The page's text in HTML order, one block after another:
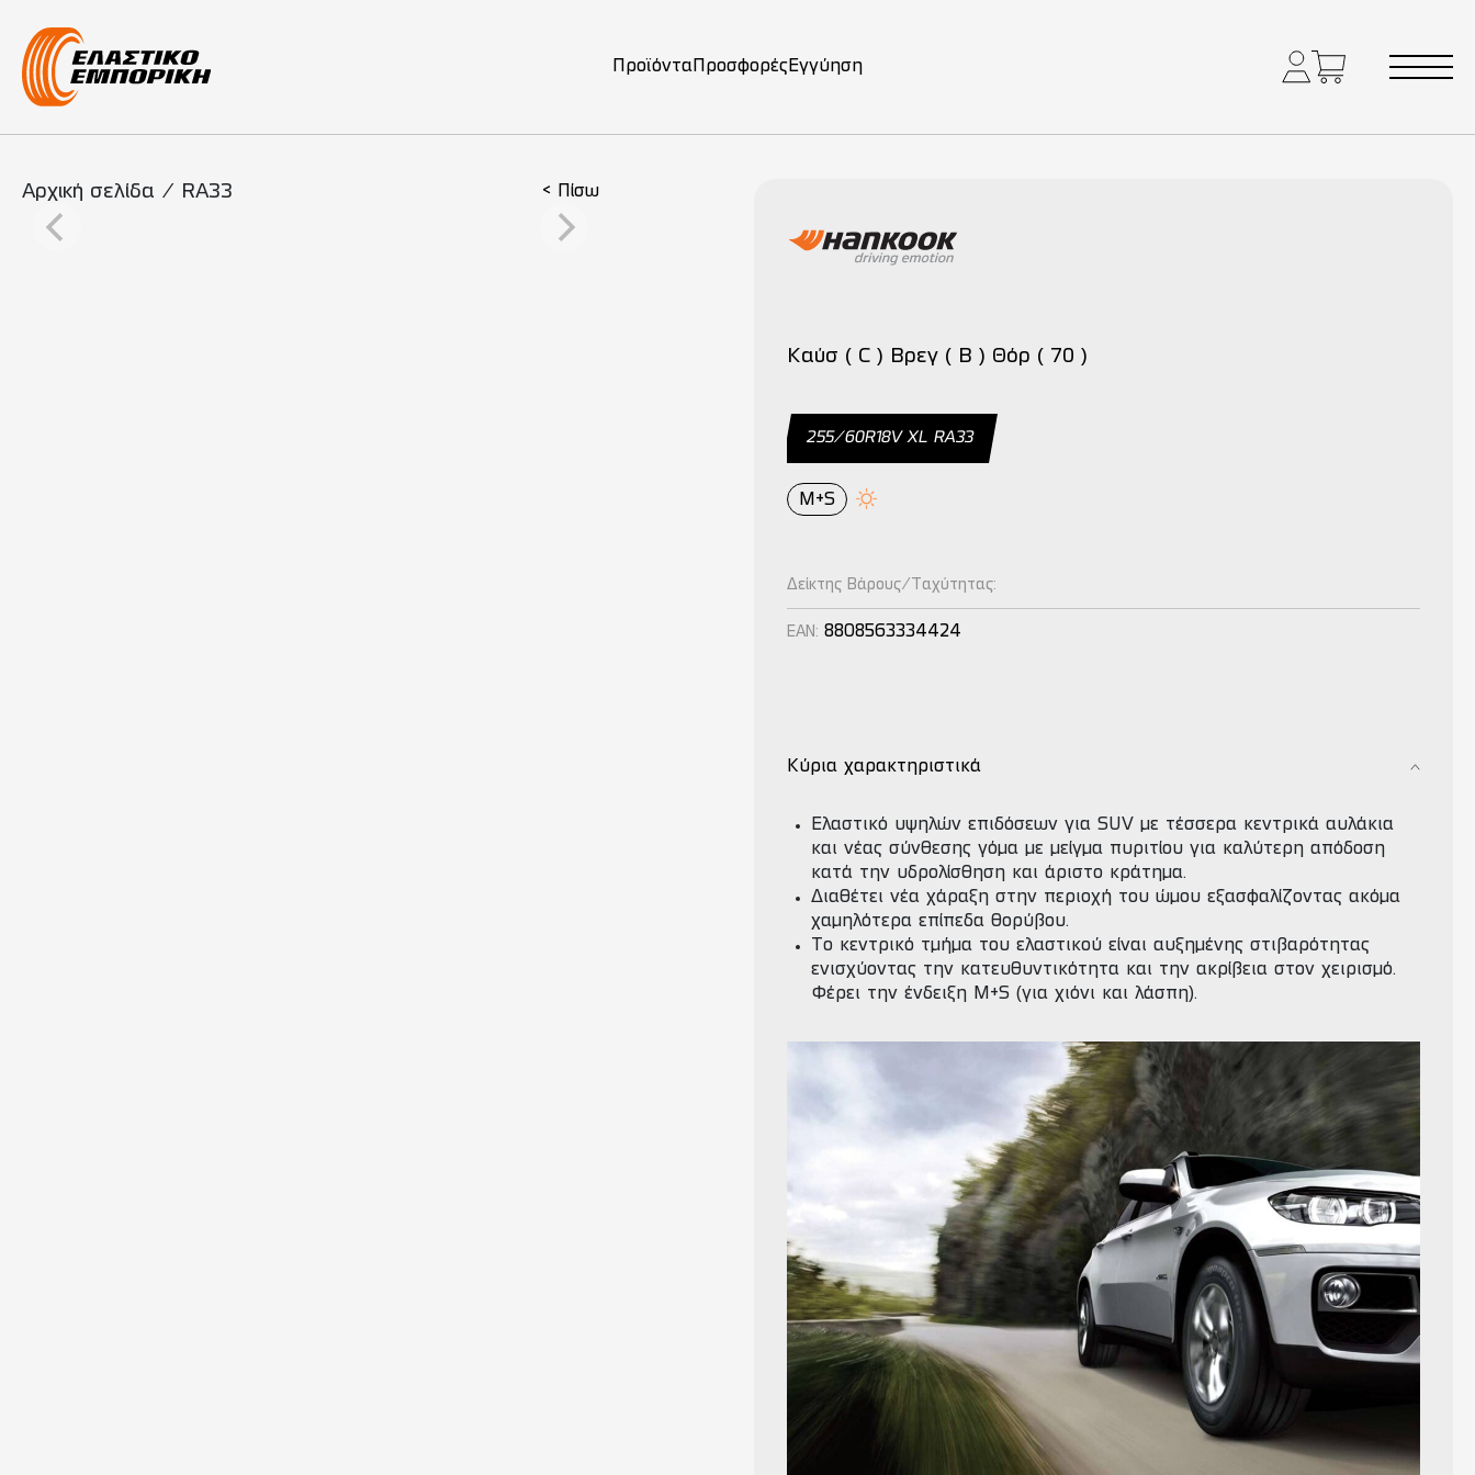
Κύρια πλοήγηση
Προϊόντα Προσφορές Εγγύηση
Αρχική σελίδα / RA33 < Πίσω
Καύσ ( C ) Βρεγ ( B ) Θόρ ( 70 )
255/60R18V XL RA33
M+S
Δείκτης Βάρους/Ταχύτητας:
EAN: 8808563334424
Κύρια χαρακτηριστικά
Ελαστικό υψηλών επιδόσεων για SUV με τέσσερα κεντρικά αυλάκια
και νέας σύνθεσης γόμα με μείγμα πυριτίου για καλύτερη απόδοση
κατά την υδρολίσθηση και άριστο κράτημα.
Διαθέτει νέα χάραξη στην περιοχή του ώμου εξασφαλίζοντας ακόμα
χαμηλότερα επίπεδα θορύβου.
Το κεντρικό τμήμα του ελαστικού είναι αυξημένης στιβαρότητας
ενισχύοντας την κατευθυντικότητα και την ακρίβεια στον χειρισμό.
Φέρει την ένδειξη M+S (για χιόνι και λάσπη).